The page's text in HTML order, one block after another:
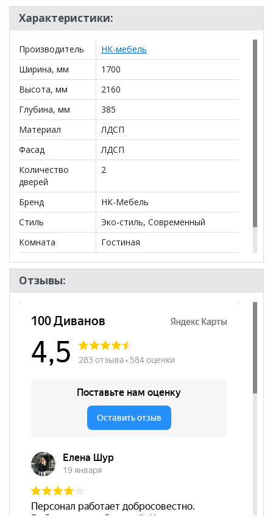
*Дополнительную информацию о том, как купить
Гостиная SVISS Черный/Дуб Артизан
нашего менеджера по телефону
**Цены на официальном сайте
действительны только для интернет-магазина
могут отличаться от цен в розничных магазинах-
салонах сети!
Характеристики:
Производитель
НК-мебель
Ширина, мм
1700
Высота, мм
2160
Глубина, мм
385
Материал
ЛДСП
Фасад
ЛДСП
Количество
дверей
2
Бренд
НК-Мебель
Стиль
Эко-стиль, Современный
Комната
Гостиная
Пол
Отзывы: